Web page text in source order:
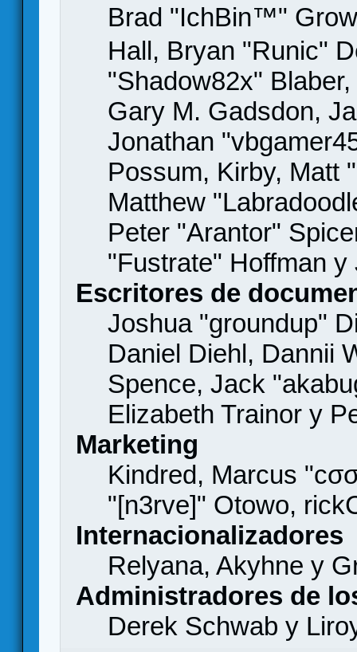
Brad "IchBin™"
Hall, Bryan "Runic"
"Shadow82x"
Gary M. Gadsdon,
Jonathan
Possum, Kirby, Matt
Matthew
Peter "Arantor"
"Fustrate" Hoffman
Escritores de
Joshua "groundup"
Daniel Diehl, Dannii
Spence, Jack
Elizabeth Trainor y
Marketing
Kindred, Marcus
"[n3rve]" Otowo,
Internacionalizadores
Relyana, Akyhne y
Administradores de
Derek Schwab y